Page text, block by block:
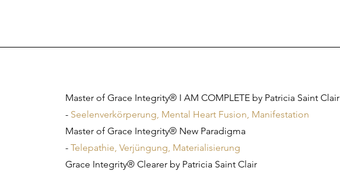
Master of Grace Integrity® I AM COMPLETE by Patricia Saint Clair
- Seelenverkörperung, Mental Heart Fusion, Manifestation
Master of Grace Integrity® New Paradigma
- Telepathie, Verjüngung, Materialisierung
Grace Integrity® Clearer by Patricia Saint Clair